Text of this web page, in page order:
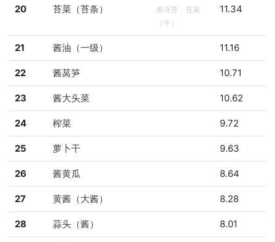
20 苔菜（苔条）
条浒苔、苔菜
（干）
11.34
21 酱油（一级） 11.16
22 酱莴笋 10.71
23 酱大头菜 10.62
24 榨菜 9.72
25 萝卜干 9.63
26 酱黄瓜 8.64
27 黄酱（大酱） 8.28
28 蒜头（酱） 8.01